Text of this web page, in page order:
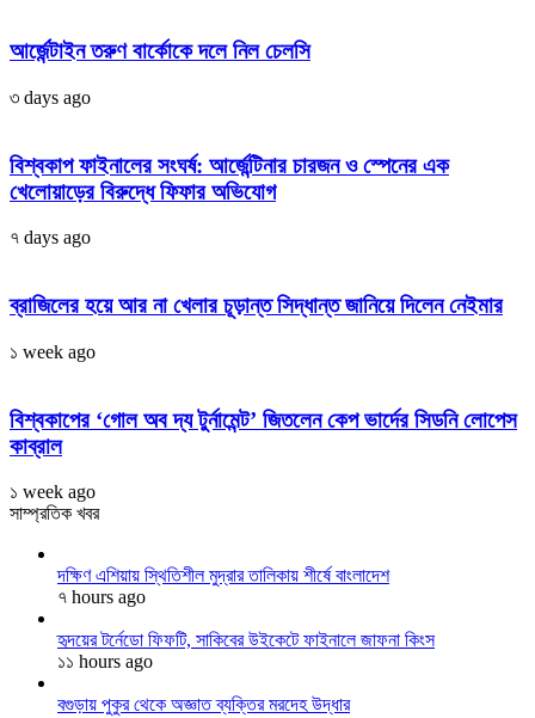
আর্জেন্টাইন তরুণ বার্কোকে দলে নিল চেলসি
৩ days ago
বিশ্বকাপ ফাইনালের সংঘর্ষ: আর্জেন্টিনার চারজন ও স্পেনের এক
খেলোয়াড়ের বিরুদ্ধে ফিফার অভিযোগ
৭ days ago
ব্রাজিলের হয়ে আর না খেলার চূড়ান্ত সিদ্ধান্ত জানিয়ে দিলেন নেইমার
১ week ago
বিশ্বকাপের ‘গোল অব দ্য টুর্নামেন্ট’ জিতলেন কেপ ভার্দের সিডনি লোপেস
কাব্রাল
১ week ago
সাম্প্রতিক খবর
দক্ষিণ এশিয়ায় স্থিতিশীল মুদ্রার তালিকায় শীর্ষে বাংলাদেশ
৭ hours ago
হৃদয়ের টর্নেডো ফিফটি, সাকিবের উইকেটে ফাইনালে জাফনা কিংস
১১ hours ago
বগুড়ায় পুকুর থেকে অজ্ঞাত ব্যক্তির মরদেহ উদ্ধার